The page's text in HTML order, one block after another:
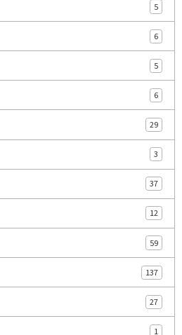
5
6
5
6
29
3
37
12
59
137
27
1